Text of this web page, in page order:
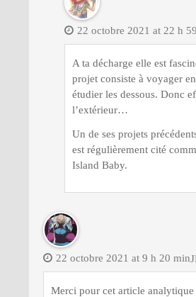
22 octobre 2021 at 22 h
A ta décharge elle est
projet consiste à voyager
étudier les dessous. Donc
l’extérieur…
Un de ses projets
est régulièrement cité
Island Baby.
22 octobre 2021 at 9 h 20 min
Merci pour cet article analytique